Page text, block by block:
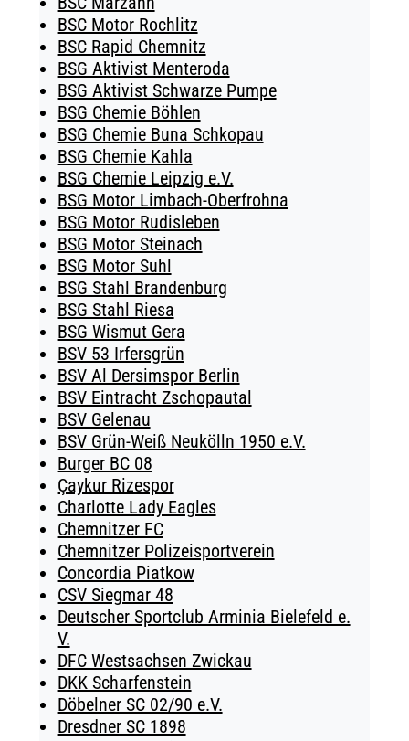
BSC Motor Rochlitz
BSC Rapid Chemnitz
BSG Aktivist Menteroda
BSG Aktivist Schwarze Pumpe
BSG Chemie Böhlen
BSG Chemie Buna Schkopau
BSG Chemie Kahla
BSG Chemie Leipzig e.V.
BSG Motor Limbach-Oberfrohna
BSG Motor Rudisleben
BSG Motor Steinach
BSG Motor Suhl
BSG Stahl Brandenburg
BSG Stahl Riesa
BSG Wismut Gera
BSV 53 Irfersgrün
BSV Al Dersimspor Berlin
BSV Eintracht Zschopautal
BSV Gelenau
BSV Grün-Weiß Neukölln 1950 e.V.
Burger BC 08
Çaykur Rizespor
Charlotte Lady Eagles
Chemnitzer FC
Chemnitzer Polizeisportverein
Concordia Piatkow
CSV Siegmar 48
Deutscher Sportclub Arminia Bielefeld e.
V.
DFC Westsachsen Zwickau
DKK Scharfenstein
Döbelner SC 02/90 e.V.
Dresdner SC 1898